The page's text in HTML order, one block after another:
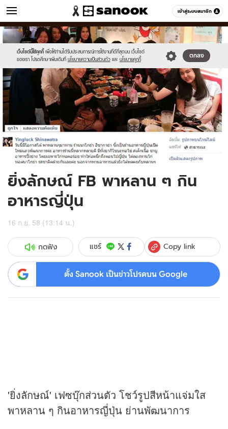
เข้าสู่ระบบสมาชิก
ข่าว หมวดอื่นๆ
เว็บไซต์นี้ใช้คุกกี้ เพื่อให้ท่านได้รับประสบการณ์การใช้งานที่ดีที่สุดบน เว็บไซต์
ของเรา โปรดศึกษาเพิ่มเติมที่ นโยบายความเป็นส่วนตัว และ นโยบายคุกกี้
ตกลง
Sanook
//s.isanook.com/sr/0/images/logo-
new-
sanook.png
600
60
//s.isanook.com/ns/0/ud/373/1866438/646277-
01.jpg
ยิ่งลักษณ์ FB พาหลาน ๆ กิน
อาหารญี่ปุ่น
16 ก.ย. 58 (13:14 น.)
กดฟัง แชร์ Copy link
ตั้ง Sanook เป็นข่าวโปรดบน Google
'ยิ่งลักษณ์' เฟซบุ๊กส่วนตัว โชว์รูปสีหน้าแจ่มใส
พาหลาน ๆ กินอาหารญี่ปุ่น ย่านพัฒนาการ